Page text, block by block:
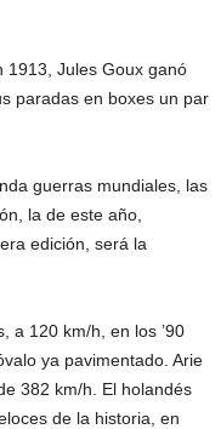
1913, Jules Goux ganó
paradas en boxes un par
guerras mundiales, las
la de este año,
edición, será la
a 120 km/h, en los ’90
ya pavimentado. Arie
382 km/h. El holandés
de la historia, en